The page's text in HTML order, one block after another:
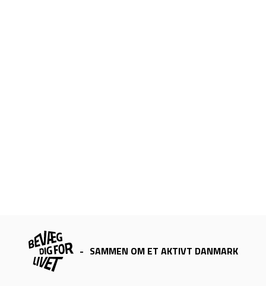
- SAMMEN OM ET AKTIVT DANMARK